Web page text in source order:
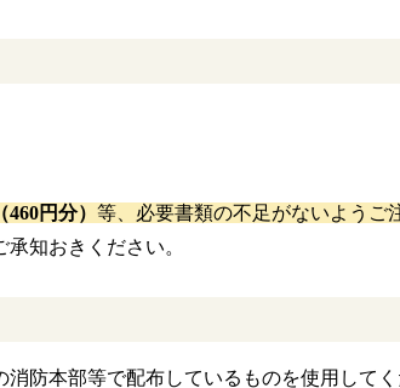
460円分） 等、必要書類の不足がないようご
知おきください。
防本部等で配布しているものを使用してく